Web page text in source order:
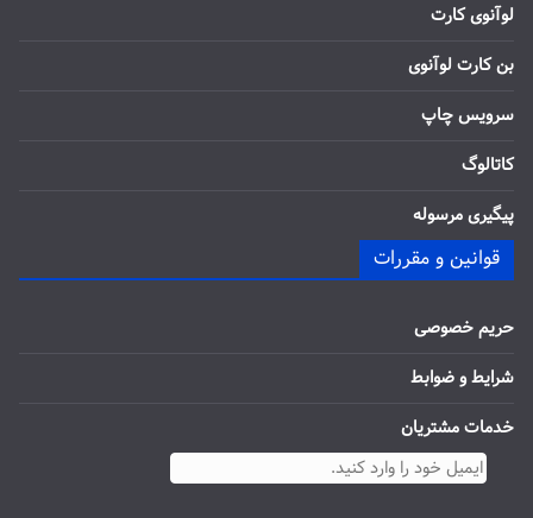
لوآنوی کارت
بن کارت لوآنوی
سرویس چاپ
کاتالوگ
پیگیری مرسوله
قوانین و مقررات
حریم خصوصی
شرایط و ضوابط
خدمات مشتریان